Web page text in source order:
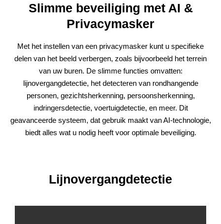
Slimme beveiliging met AI &
Privacymasker
Met het instellen van een privacymasker kunt u specifieke
delen van het beeld verbergen, zoals bijvoorbeeld het terrein
van uw buren. De slimme functies omvatten:
lijnovergangdetectie, het detecteren van rondhangende
personen, gezichtsherkenning, persoonsherkenning,
indringersdetectie, voertuigdetectie, en meer. Dit
geavanceerde systeem, dat gebruik maakt van AI-technologie,
biedt alles wat u nodig heeft voor optimale beveiliging.
Lijnovergangdetectie